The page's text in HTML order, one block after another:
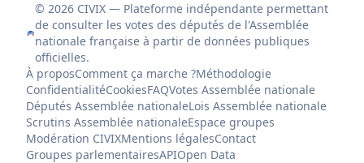
© 2026 CIVIX — Plateforme indépendante permettant
de consulter les votes des députés de l'Assemblée
nationale française à partir de données publiques
officielles.
À proposComment ça marche ?Méthodologie
ConfidentialitéCookiesFAQVotes Assemblée nationale
Députés Assemblée nationaleLois Assemblée nationale
Scrutins Assemblée nationaleEspace groupes
Modération CIVIXMentions légalesContact
Groupes parlementairesAPIOpen Data